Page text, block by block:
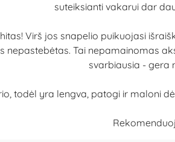
suteiksianti vakarui dar
Virš jos snapelio puikuojasi
nepastebėtas. Tai nepamainomas
svarbiausia - gera
todėl yra lengva, patogi ir maloni